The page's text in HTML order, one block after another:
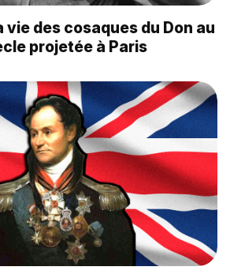
vie des cosaques du Don au
projetée à Paris